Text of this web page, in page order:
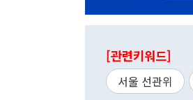
[관련키워드]
서울 선관위